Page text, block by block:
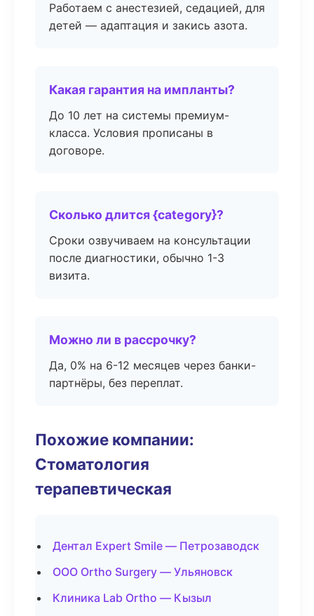
Работаем с анестезией, седацией, для
детей — адаптация и закись азота.
Какая гарантия на импланты?
До 10 лет на системы премиум-
класса. Условия прописаны в
договоре.
Сколько длится {category}?
Сроки озвучиваем на консультации
после диагностики, обычно 1-3
визита.
Можно ли в рассрочку?
Да, 0% на 6-12 месяцев через банки-
партнёры, без переплат.
Похожие компании:
Стоматология
терапевтическая
Дентал Expert Smile — Петрозаводск
ООО Ortho Surgery — Ульяновск
Клиника Lab Ortho — Кызыл